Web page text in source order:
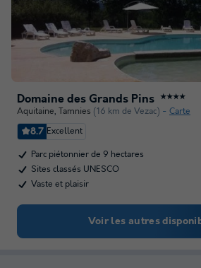
Domaine des Grands Pins ★★★★
Aquitaine, Tamnies (16 km de Vezac) Carte
8.7 Excellent
Parc piétonnier de 9 hectares
Sites classés UNESCO
Vaste et plaisir
Voir les autres